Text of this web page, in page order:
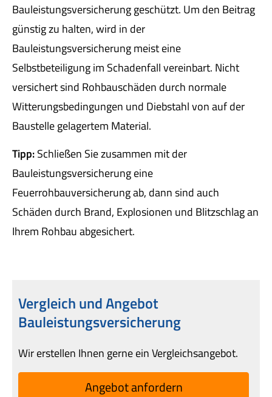
Bauleistungsversicherung geschützt. Um den Beitrag
günstig zu halten, wird in der
Bauleistungsversicherung meist eine
Selbstbeteiligung im Schadenfall vereinbart. Nicht
versichert sind Rohbauschäden durch normale
Witterungsbedingungen und Diebstahl von auf der
Baustelle gelagertem Material.
Tipp:Schließen Sie zusammen mit der
Bauleistungsversicherung eine
Feuerrohbauversicherung ab, dann sind auch
Schäden durch Brand, Explosionen und Blitzschlag an
Ihrem Rohbau abgesichert.
Vergleich und Angebot
Bauleistungsversicherung
Wir erstellen Ihnen gerne ein Vergleichsangebot.
An­ge­bot an­for­dern